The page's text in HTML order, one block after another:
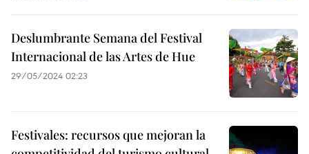
Deslumbrante Semana del Festival
Internacional de las Artes de Hue
29/05/2024 02:23
Festivales: recursos que mejoran la